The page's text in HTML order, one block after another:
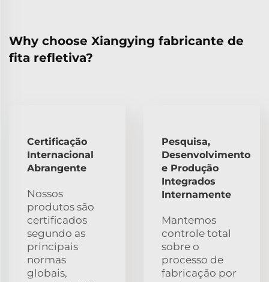
Why choose Xiangying fabricante de
fita refletiva?
Certificação
Internacional
Abrangente
Nossos
produtos são
certificados
segundo as
principais
normas
globais,
Pesquisa,
Desenvolvimento
e Produção
Integrados
Internamente
Mantemos
controle total
sobre o
processo de
fabricação por